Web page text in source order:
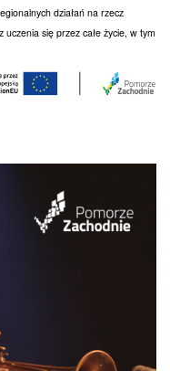
działań na rzecz
się przez całe życie, w tym